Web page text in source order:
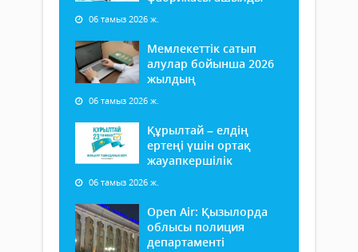
06 тамыз 2026 ж.
Мемлекеттік сатып
алулар бойынша 2026
жылдың
06 тамыз 2026 ж.
Құрылтай – елдің
ертеңі үшін ортақ
жауапкершілік
06 тамыз 2026 ж.
Open Air: Қызылорда
облысы полиция
департаменті